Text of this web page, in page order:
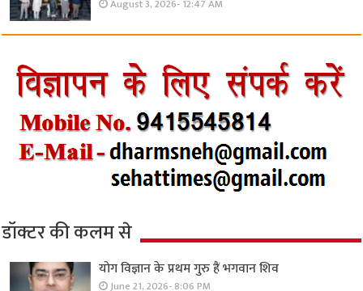
August 3, 2026- 12:47 AM
डॉक्टर की कलम से
योग विज्ञान के प्रथम गुरु हैं भगवान शिव
June 21, 2026- 8:06 PM